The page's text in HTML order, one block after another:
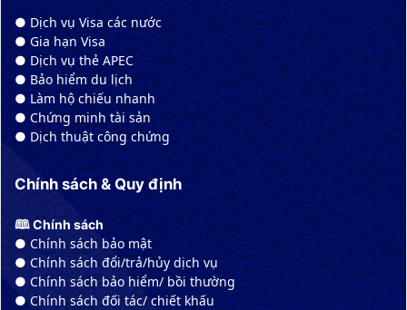
● Dịch vụ Visa các nước
● Gia hạn Visa
● Dịch vụ thẻ APEC
● Bảo hiểm du lịch
● Làm hộ chiếu nhanh
● Chứng minh tài sản
● Dịch thuật công chứng
Chính sách & Quy định
🕮 Chính sách
● Chính sách bảo mật
● Chính sách đổi/trả/hủy dịch vụ
● Chính sách bảo hiểm/ bồi thường
● Chính sách đối tác/ chiết khấu